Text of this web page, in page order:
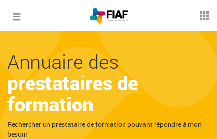
Toggle
Annuaire des
prestataires de
formation
Rechercher un prestataire de formation pouvant répondre à mon
besoin